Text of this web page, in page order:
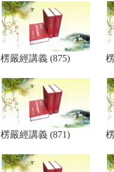
楞嚴經講義 (875)
楞嚴經講義 (871)